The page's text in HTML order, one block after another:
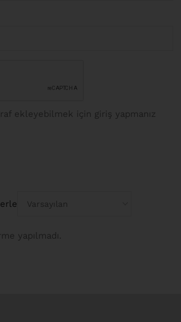
yapılmadı.
ekleyebilmek için giriş yapmanız